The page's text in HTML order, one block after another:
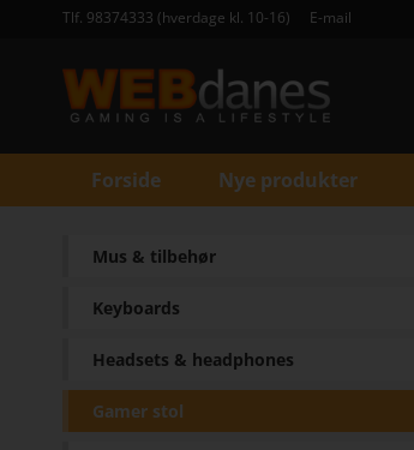
Tlf. 98374333 (hverdage kl. 10-16) E-mail
Forside Nye produkter
Mus & tilbehør
Keyboards
Headsets & headphones
Gamer stol